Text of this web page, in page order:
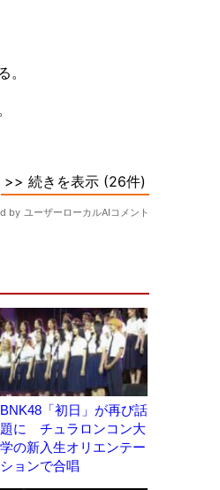
BNK48「初日」が再び話
題に チュラロンコン大
学の新入生オリエンテー
ションで合唱